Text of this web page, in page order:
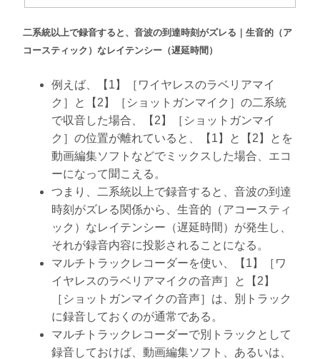
二系統以上で録音すると、音波の到達時刻がズレる｜生音的（ア
コースティック）なレイテンシー（遅延時間）
例えば、【1】［ワイヤレスのラベリアマイ
ク］と【2】［ショットガンマイク］の二系統
で収音した場合、【2】［ショットガンマイ
ク］の位置が離れていると、【1】と【2】とを
動画編集ソフトなどでミックスした場合、エコ
ーになって聞こえる。
つまり、二系統以上で録音すると、音波の到達
時刻がズレる関係から、生音的（アコースティ
ック）なレイテンシー（遅延時間）が発生し、
それが録音内容に投影されることになる。
マルチトラックレコーダーを使い、【1】［ワ
イヤレスのラベリアマイクの音声］と【2】
［ショットガンマイクの音声］は、別トラック
に録音しておくのが通常である。
マルチトラックレコーダーで別トラックとして
録音しておけば、動画編集ソフト、あるいは、